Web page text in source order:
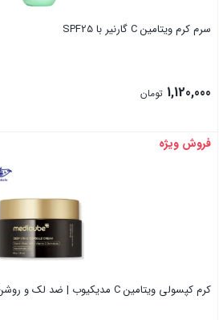
سرم کرم ویتامین C گارنیر با SPF25
1,120,000 تومان
بستن
فروش ویژه
کرم کپسولی ویتامین C مدیکیوب | ضد لک و روشن‌کننده پوست